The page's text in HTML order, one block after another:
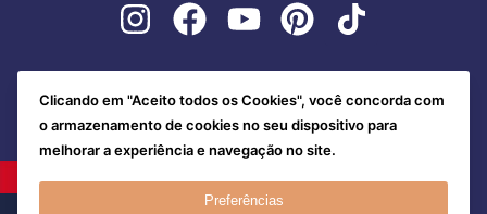
Clicando em "Aceito todos os Cookies", você concorda com
o armazenamento de cookies no seu dispositivo para
melhorar a experiência e navegação no site.
Preferências